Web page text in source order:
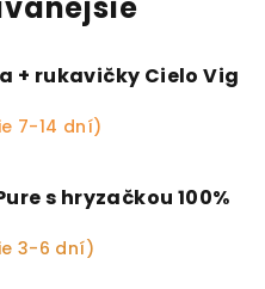
+ rukavičky Cielo Vig
7-14 dní)
s hryzačkou 100%
3-6 dní)